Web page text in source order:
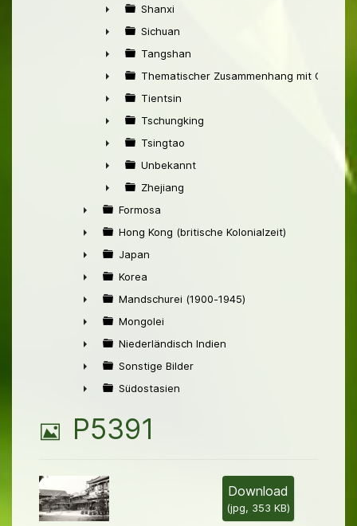
►
►
Shanxi
►
Sichuan
►
Tangshan
►
Thematischer Zusammenhang mit China
►
Tientsin
►
Tschungking
►
Tsingtao
►
Unbekannt
►
Zhejiang
►
Formosa
►
Hong Kong (britische Kolonialzeit)
►
Japan
►
Korea
►
Mandschurei (1900-1945)
►
Mongolei
►
Niederländisch Indien
►
Sonstige Bilder
Südostasien
B
l
P5391
Download
(jpg, 353 KB)